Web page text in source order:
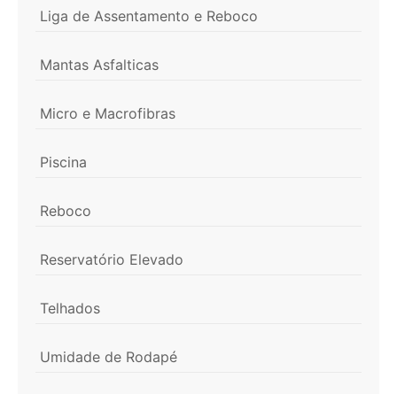
Liga de Assentamento e Reboco
Mantas Asfalticas
Micro e Macrofibras
Piscina
Reboco
Reservatório Elevado
Telhados
Umidade de Rodapé